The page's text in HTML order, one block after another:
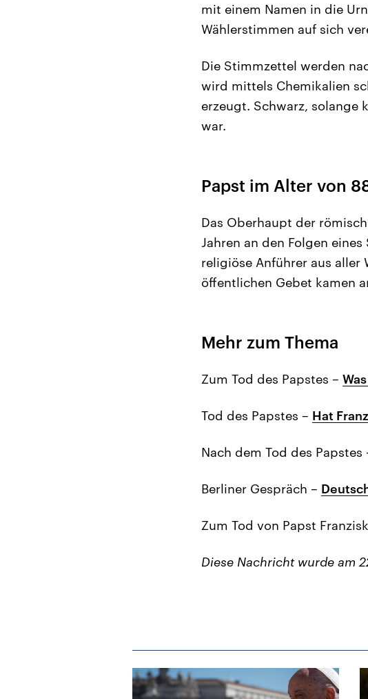
mit einem Namen in die
Wählerstimmen auf sich
Die Stimmzettel werden
wird mittels Chemikalien
erzeugt. Schwarz, solange
war.
Papst im Alter von
Das Oberhaupt der
Jahren an den Folgen
religiöse Anführer aus aller
öffentlichen Gebet kamen
Mehr zum Thema
Zum Tod des Papstes –
Tod des Papstes – Hat
Nach dem Tod des Papstes
Berliner Gespräch –
Zum Tod von Papst
Diese Nachricht wurde am